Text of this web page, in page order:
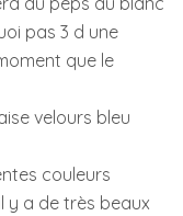
pas 3 d une
que le
velours bleu
couleurs
y a de très beaux